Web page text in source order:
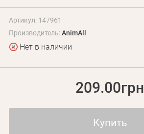
Артикул: 147961
Производитель:AnimAll
Нет в наличии
209.00грн
Купить